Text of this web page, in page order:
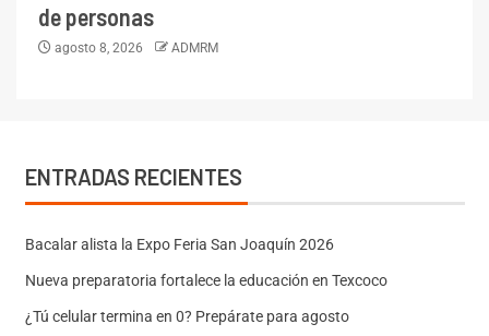
de personas
agosto 8, 2026 ADMRM
ENTRADAS RECIENTES
Bacalar alista la Expo Feria San Joaquín 2026
Nueva preparatoria fortalece la educación en Texcoco
¿Tú celular termina en 0? Prepárate para agosto